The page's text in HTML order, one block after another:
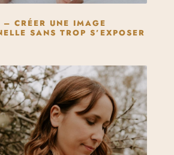
CRÉER UNE IMAGE
SANS TROP S’EXPOSER